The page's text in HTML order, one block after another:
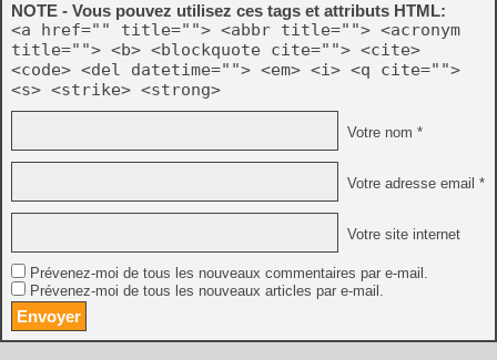
NOTE - Vous pouvez utilisez ces tags et attributs HTML:
<a href="" title=""> <abbr title=""> <acronym
title=""> <b> <blockquote cite=""> <cite>
<code> <del datetime=""> <em> <i> <q cite="">
<s> <strike> <strong>
Votre nom *
Votre adresse email *
Votre site internet
Prévenez-moi de tous les nouveaux commentaires par e-mail.
Prévenez-moi de tous les nouveaux articles par e-mail.